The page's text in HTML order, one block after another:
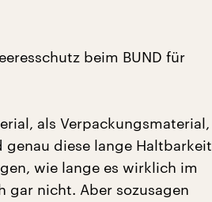
beim BUND für
als Verpackungsmaterial,
genau diese lange Haltbarkeit
wie lange es wirklich im
gar nicht. Aber sozusagen